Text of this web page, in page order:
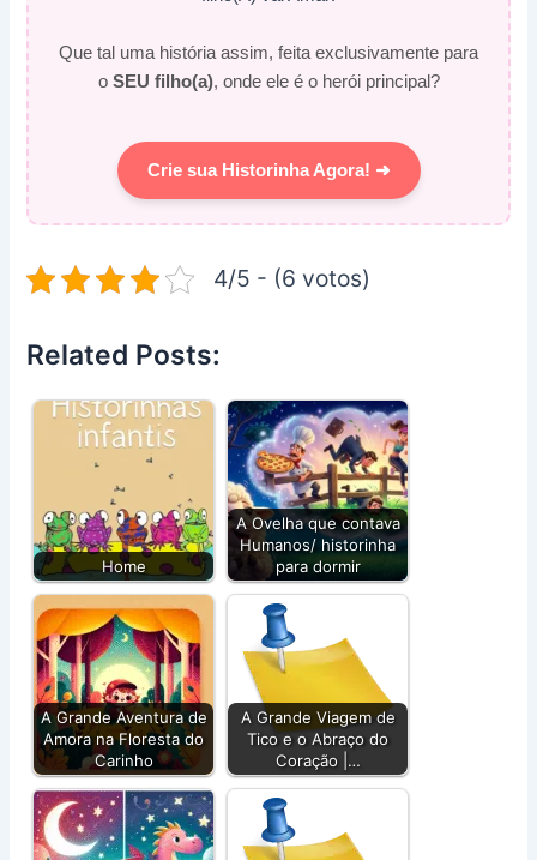
Que tal uma história assim, feita exclusivamente para
o SEU filho(a), onde ele é o herói principal?
Crie sua Historinha Agora! ➜
4/5 - (6 votos)
Related Posts:
Home
A Ovelha que contava
Humanos/ historinha
para dormir
A Grande Aventura de
Amora na Floresta do
Carinho
A Grande Viagem de
Tico e o Abraço do
Coração |…